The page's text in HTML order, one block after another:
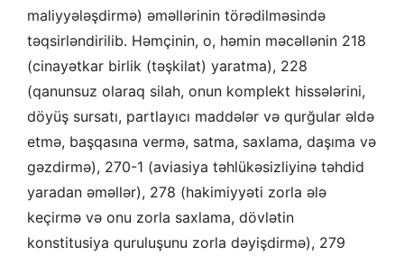
maliyyələşdirmə) əməllərinin törədilməsində
təqsirləndirilib. Həmçinin, o, həmin məcəllənin 218
(cinayətkar birlik (təşkilat) yaratma), 228
(qanunsuz olaraq silah, onun komplekt hissələrini,
döyüş sursatı, partlayıcı maddələr və qurğular əldə
etmə, başqasına vermə, satma, saxlama, daşıma və
gəzdirmə), 270-1 (aviasiya təhlükəsizliyinə təhdid
yaradan əməllər), 278 (hakimiyyəti zorla ələ
keçirmə və onu zorla saxlama, dövlətin
konstitusiya quruluşunu zorla dəyişdirmə), 279